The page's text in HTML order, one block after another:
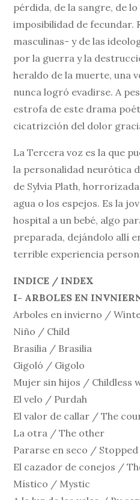
pérdida, de la sangre, de
imposibilidad de fecundar.
masculinas- y de las
por la guerra y la
heraldo de la muerte, una
nunca logró evadirse. A
estrofa de este drama
cicatrizción del dolor
La Tercera voz es la que
la personalidad neurótica
de Sylvia Plath,
agua o los espejos. Es la
hospital a un bebé, algo
preparada, dejándolo allí
terrible experiencia
INDICE / INDEX
I- ARBOLES EN
Arboles en invierno /
Niño / Child
Brasilia / Brasilia
Gigoló / Gigolo
Mujer sin hijos / Childless
El velo / Purdah
El valor de callar / The
La otra / The other
Pararse en seco / Stopped
El cazador de conejos /
Místico / Mystic